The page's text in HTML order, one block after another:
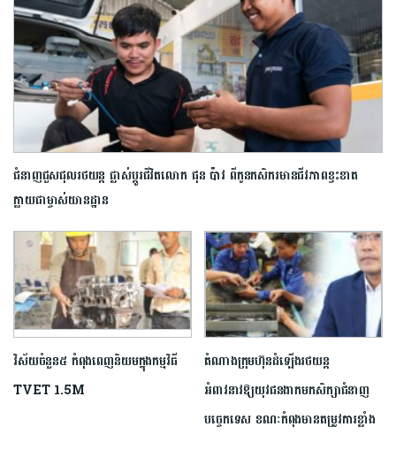
ជំនាញជួសជុលរថយន្ត ផ្លាស់ប្តូរ​ជីវិត​លោក ផុន ប៉ាវ ពីកូនកសិករមានជីវភាពខ្វះខាត
ក្លាយជា​ម្ចាស់យានដ្ឋាន
វិស័យចំនួន៥ កំពុងពេញនិយមក្នុងកម្មវិធី
TVET 1.5M
តំណាងក្រុមហ៊ុនដំឡើងរថយន្ត
អំពាវនាវឱ្យយុវជន​ងាក​មក​សិក្សា​ជំនាញ
បច្ចេកទេស ខណៈ​កំពុង​មាន​តម្រូវ​ការ​ខ្លាំង